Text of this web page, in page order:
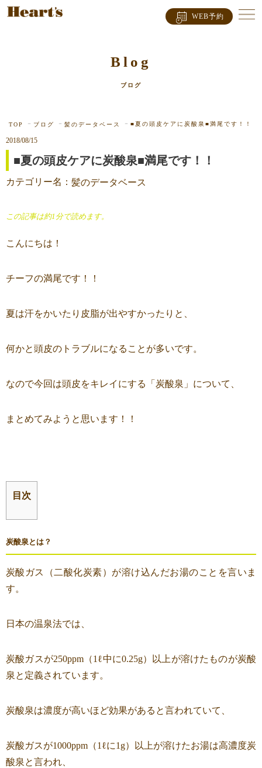
Blog
ブログ
TOP ブログ 髪のデータベース ■夏の頭皮ケアに炭酸泉■満尾です！！
WEB予約
2018/08/15
■夏の頭皮ケアに炭酸泉■満尾です！！
カテゴリー名： 髪のデータベース
この記事は約1分で読めます。
こんにちは！
チーフの満尾です！！
夏は汗をかいたり皮脂が出やすかったりと、
何かと頭皮のトラブルになることが多いです。
なので今回は頭皮をキレイにする「炭酸泉」について、
まとめてみようと思います！！
目次
炭酸泉とは？
炭酸ガス（二酸化炭素）が溶け込んだお湯のことを言いま
す。
日本の温泉法では、
炭酸ガスが250ppm（1ℓ中に0.25g）以上が溶けたものが炭酸
泉と定義されています。
炭酸泉は濃度が高いほど効果があると言われていて、
炭酸ガスが1000ppm（1ℓに1g）以上が溶けたお湯は高濃度炭
酸泉と言われ、